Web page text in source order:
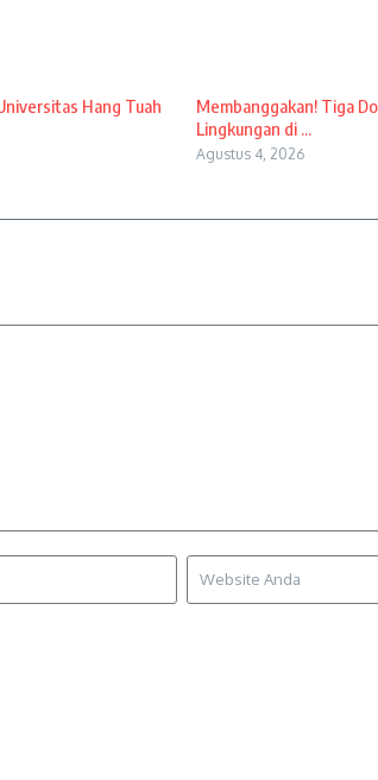
Hang Tuah
Membanggakan! Tiga
Lingkungan di ...
Agustus 4, 2026